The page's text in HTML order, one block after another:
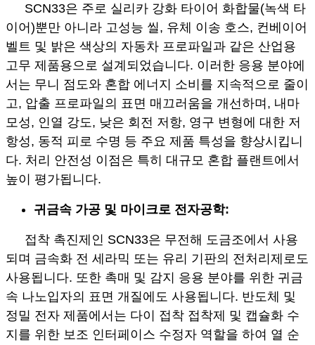
SCN33은 주로 실리카 강화 타이어 화합물(녹색 타
이어)뿐만 아니라 고성능 씰, 유체 이송 호스, 컨베이어
벨트 및 밝은 색상의 자동차 프로파일과 같은 산업용
고무 제품용으로 설계되었습니다. 이러한 응용 분야에
서는 무니 점도와 혼합 에너지 소비를 지속적으로 줄이
고, 압출 프로파일의 표면 매끄러움을 개선하며, 내마
모성, 인열 강도, 낮은 회전 저항, 영구 변형에 대한 저
항성, 동적 피로 수명 등 주요 제품 특성을 향상시킵니
다. 처리 안전성 이점은 특히 대규모 혼합 플랜트에서
높이 평가됩니다.
귀금속 가공 및 마이크로 전자공학:
접착 촉진제인 SCN33은 무전해 도금조에서 사용
되며 금속화 전 세라믹 또는 유리 기판의 전처리제로도
사용됩니다. 또한 촉매 및 감지 응용 분야를 위한 귀금
속 나노입자의 표면 개질에도 사용됩니다. 반도체 및
정밀 전자 제품에서는 다이 접착 접착제 및 캡슐화 수
지를 위한 보조 인터페이스 수정자 역할을 하여 열 순